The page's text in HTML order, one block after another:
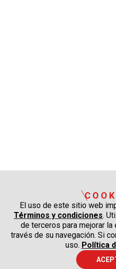
El uso de este sitio web
Términos y condiciones.
de terceros para mejorar
través de su navegación. Si
uso. Política